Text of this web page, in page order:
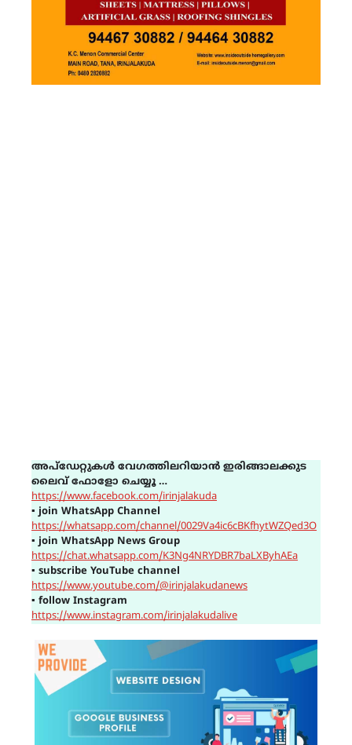
അപ്ഡേറ്റുകൾ വേഗത്തിലറിയാൻ ഇരിങ്ങാലക്കുട
ലൈവ് ഫോളോ ചെയ്യൂ …
https://www.facebook.com/irinjalakuda
▪ join WhatsApp Channel
https://whatsapp.com/channel/0029Va4ic6cBKfhytWZQed3O
▪ join WhatsApp News Group
https://chat.whatsapp.com/K3Ng4NRYDBR7baLXByhAEa
▪ subscribe YouTube channel
https://www.youtube.com/@irinjalakudanews
▪ follow Instagram
https://www.instagram.com/irinjalakudalive